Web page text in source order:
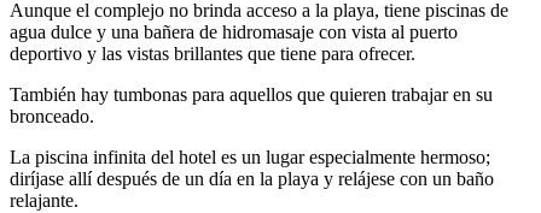
Aunque el complejo no brinda acceso a la playa, tiene piscinas de
agua dulce y una bañera de hidromasaje con vista al puerto
deportivo y las vistas brillantes que tiene para ofrecer.
También hay tumbonas para aquellos que quieren trabajar en su
bronceado.
La piscina infinita del hotel es un lugar especialmente hermoso;
diríjase allí después de un día en la playa y relájese con un baño
relajante.